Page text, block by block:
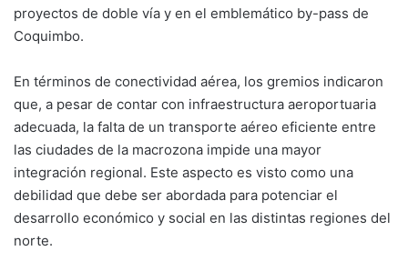
proyectos de doble vía y en el emblemático by-pass de
Coquimbo.
En términos de conectividad aérea, los gremios indicaron
que, a pesar de contar con infraestructura aeroportuaria
adecuada, la falta de un transporte aéreo eficiente entre
las ciudades de la macrozona impide una mayor
integración regional. Este aspecto es visto como una
debilidad que debe ser abordada para potenciar el
desarrollo económico y social en las distintas regiones del
norte.